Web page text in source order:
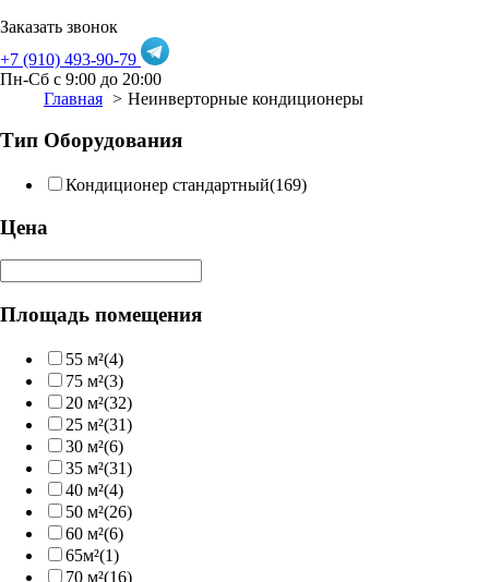
Заказать звонок
+7 (910) 493-90-79
Пн-Сб с 9:00 до 20:00
Главная
Неинверторные кондиционеры
Тип Оборудования
Кондиционер стандартный(169)
Цена
Площадь помещения
55 м²(4)
75 м²(3)
20 м²(32)
25 м²(31)
30 м²(6)
35 м²(31)
40 м²(4)
50 м²(26)
60 м²(6)
65м²(1)
70 м²(16)